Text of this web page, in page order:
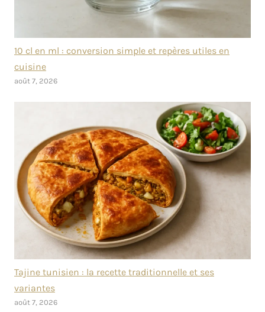
10 cl en ml : conversion simple et repères utiles en
cuisine
août 7, 2026
Tajine tunisien : la recette traditionnelle et ses
variantes
août 7, 2026